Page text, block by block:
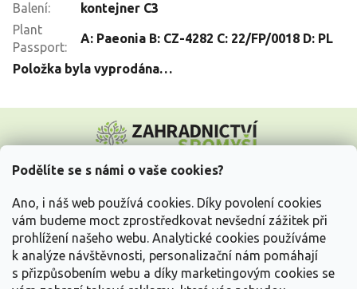
Podělíte se s námi o vaše cookies?
Ano, i náš web používá cookies. Díky povolení cookies
vám budeme moct zprostředkovat nevšední zážitek při
prohlížení našeho webu. Analytické cookies používáme
k analýze návštěvnosti, personalizační nám pomáhají
s přizpůsobením webu a díky marketingovým cookies se
Balení:
kontejner C3
Plant
Passport:
A: Paeonia B: CZ-4282 C: 22/FP/0018 D: PL
Položka byla vyprodána…
p
Vše o nákupu
Informace pro Vás
Kontakujte nás